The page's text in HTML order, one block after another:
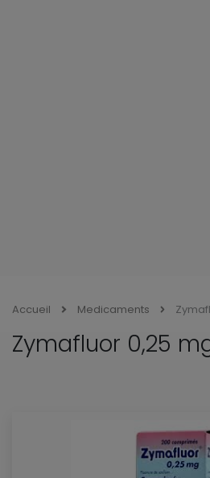
Accueil Medicaments
Zymafluor 0,25